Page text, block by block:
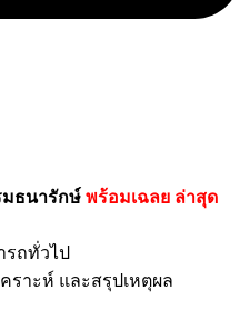
ธนารักษ์ พร้อมเฉลย ล่าสุด
ถทั่วไป
ราะห์ และสรุปเหตุผล